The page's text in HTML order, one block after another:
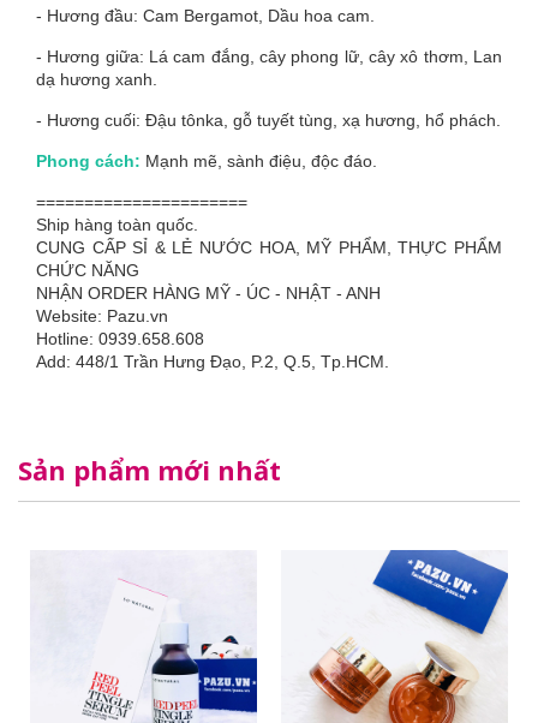
- Hương đầu: Cam Bergamot, Dầu hoa cam.
- Hương giữa: Lá cam đắng, cây phong lữ, cây xô thơm, Lan
dạ hương xanh.
- Hương cuối: Đậu tônka, gỗ tuyết tùng, xạ hương, hổ phách.
Phong cách: Mạnh mẽ, sành điệu, độc đáo.
======================
Ship hàng toàn quốc.
CUNG CẤP SỈ & LẺ NƯỚC HOA, MỸ PHẨM, THỰC PHẨM
CHỨC NĂNG
NHẬN ORDER HÀNG MỸ - ÚC - NHẬT - ANH
Website: Pazu.vn
Hotline: 0939.658.608
Add: 448/1 Trần Hưng Đạo, P.2, Q.5, Tp.HCM.
Sản phẩm mới nhất